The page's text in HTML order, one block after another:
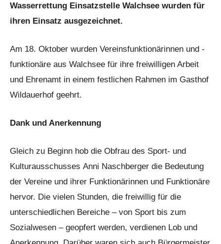
Wasserrettung Einsatzstelle Walchsee wurden für
ihren Einsatz ausgezeichnet.
Am 18. Oktober wurden Vereinsfunktionärinnen und -
funktionäre aus Walchsee für ihre freiwilligen Arbeit
und Ehrenamt in einem festlichen Rahmen im Gasthof
Wildauerhof geehrt.
Dank und Anerkennung
Gleich zu Beginn hob die Obfrau des Sport- und
Kulturausschusses Anni Naschberger die Bedeutung
der Vereine und ihrer Funktionärinnen und Funktionäre
hervor. Die vielen Stunden, die freiwillig für die
unterschiedlichen Bereiche – von Sport bis zum
Sozialwesen – geopfert werden, verdienen Lob und